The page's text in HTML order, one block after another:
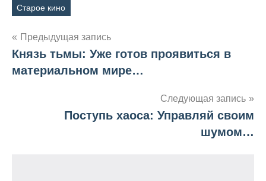
Метки
Старое кино
Навигация
по
Предыдущая запись
Князь тьмы: Уже готов проявиться в
материальном мире…
Следующая запись
Поступь хаоса: Управляй своим
шумом…